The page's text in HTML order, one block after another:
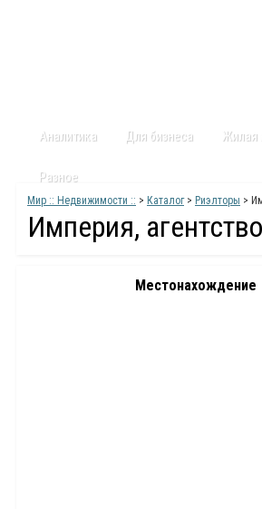
Аналитика Для бизнеса Жилая
Разное
Мир :: Недвижимости :: > Каталог> Риэлторы >
Империя,
Местонахождение